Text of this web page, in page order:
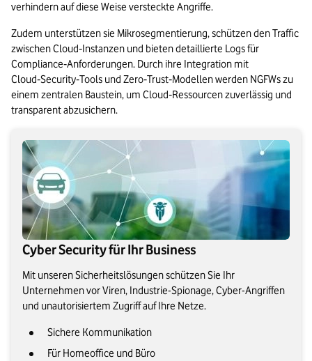
verhindern auf diese Weise versteckte Angriffe.
Zudem unterstützen sie Mikrosegmentierung, schützen den Traffic
zwischen Cloud‑Instanzen und bieten detaillierte Logs für
Compliance‑Anforderungen. Durch ihre Integration mit
Cloud‑Security‑Tools und Zero‑Trust‑Modellen werden NGFWs zu
einem zentralen Baustein, um Cloud‑Ressourcen zuverlässig und
transparent abzusichern.
Cyber Security für Ihr Business
Mit unseren Sicherheitslösungen schützen Sie Ihr
Unternehmen vor Viren, Industrie-Spionage, Cyber-Angriffen
und unautorisiertem Zugriff auf Ihre Netze.
Sichere Kommunikation
Für Homeoffice und Büro